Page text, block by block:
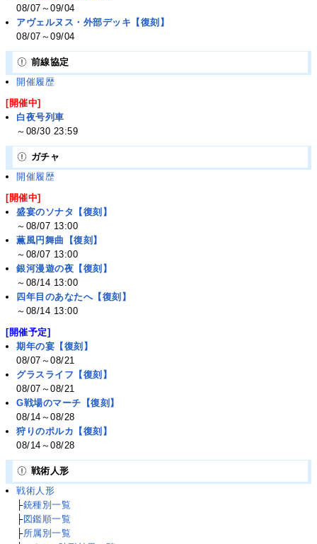
08/07～09/04
アヴェルヌス・外部デッキ【復刻】
08/07～09/04
前線協定
開催履歴
[開催中]
白夜号列車
～08/30 23:59
ガチャ
開催履歴
[開催中]
盛宴のソナタ【復刻】
～08/07 13:00
薫風円舞曲【復刻】
～08/07 13:00
銀河漫遊の夜【復刻】
～08/14 13:00
四年目のあなたへ【復刻】
～08/14 13:00
[開催予定]
期年の宴【復刻】
08/07～08/21
グラスライフ【復刻】
08/07～08/21
G戦場のマーチ【復刻】
08/14～08/28
狩りのポルカ【復刻】
08/14～08/28
戦術人形
戦術人形
├銃種別一覧
├図鑑順一覧
├所属別一覧